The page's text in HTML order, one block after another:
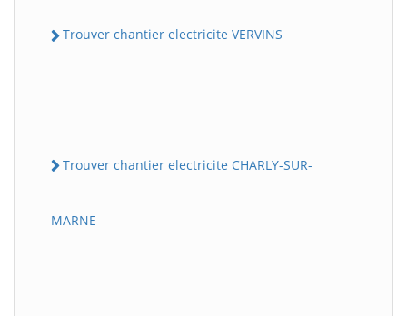
Trouver chantier electricite VERVINS
Trouver chantier electricite CHARLY-SUR-
MARNE